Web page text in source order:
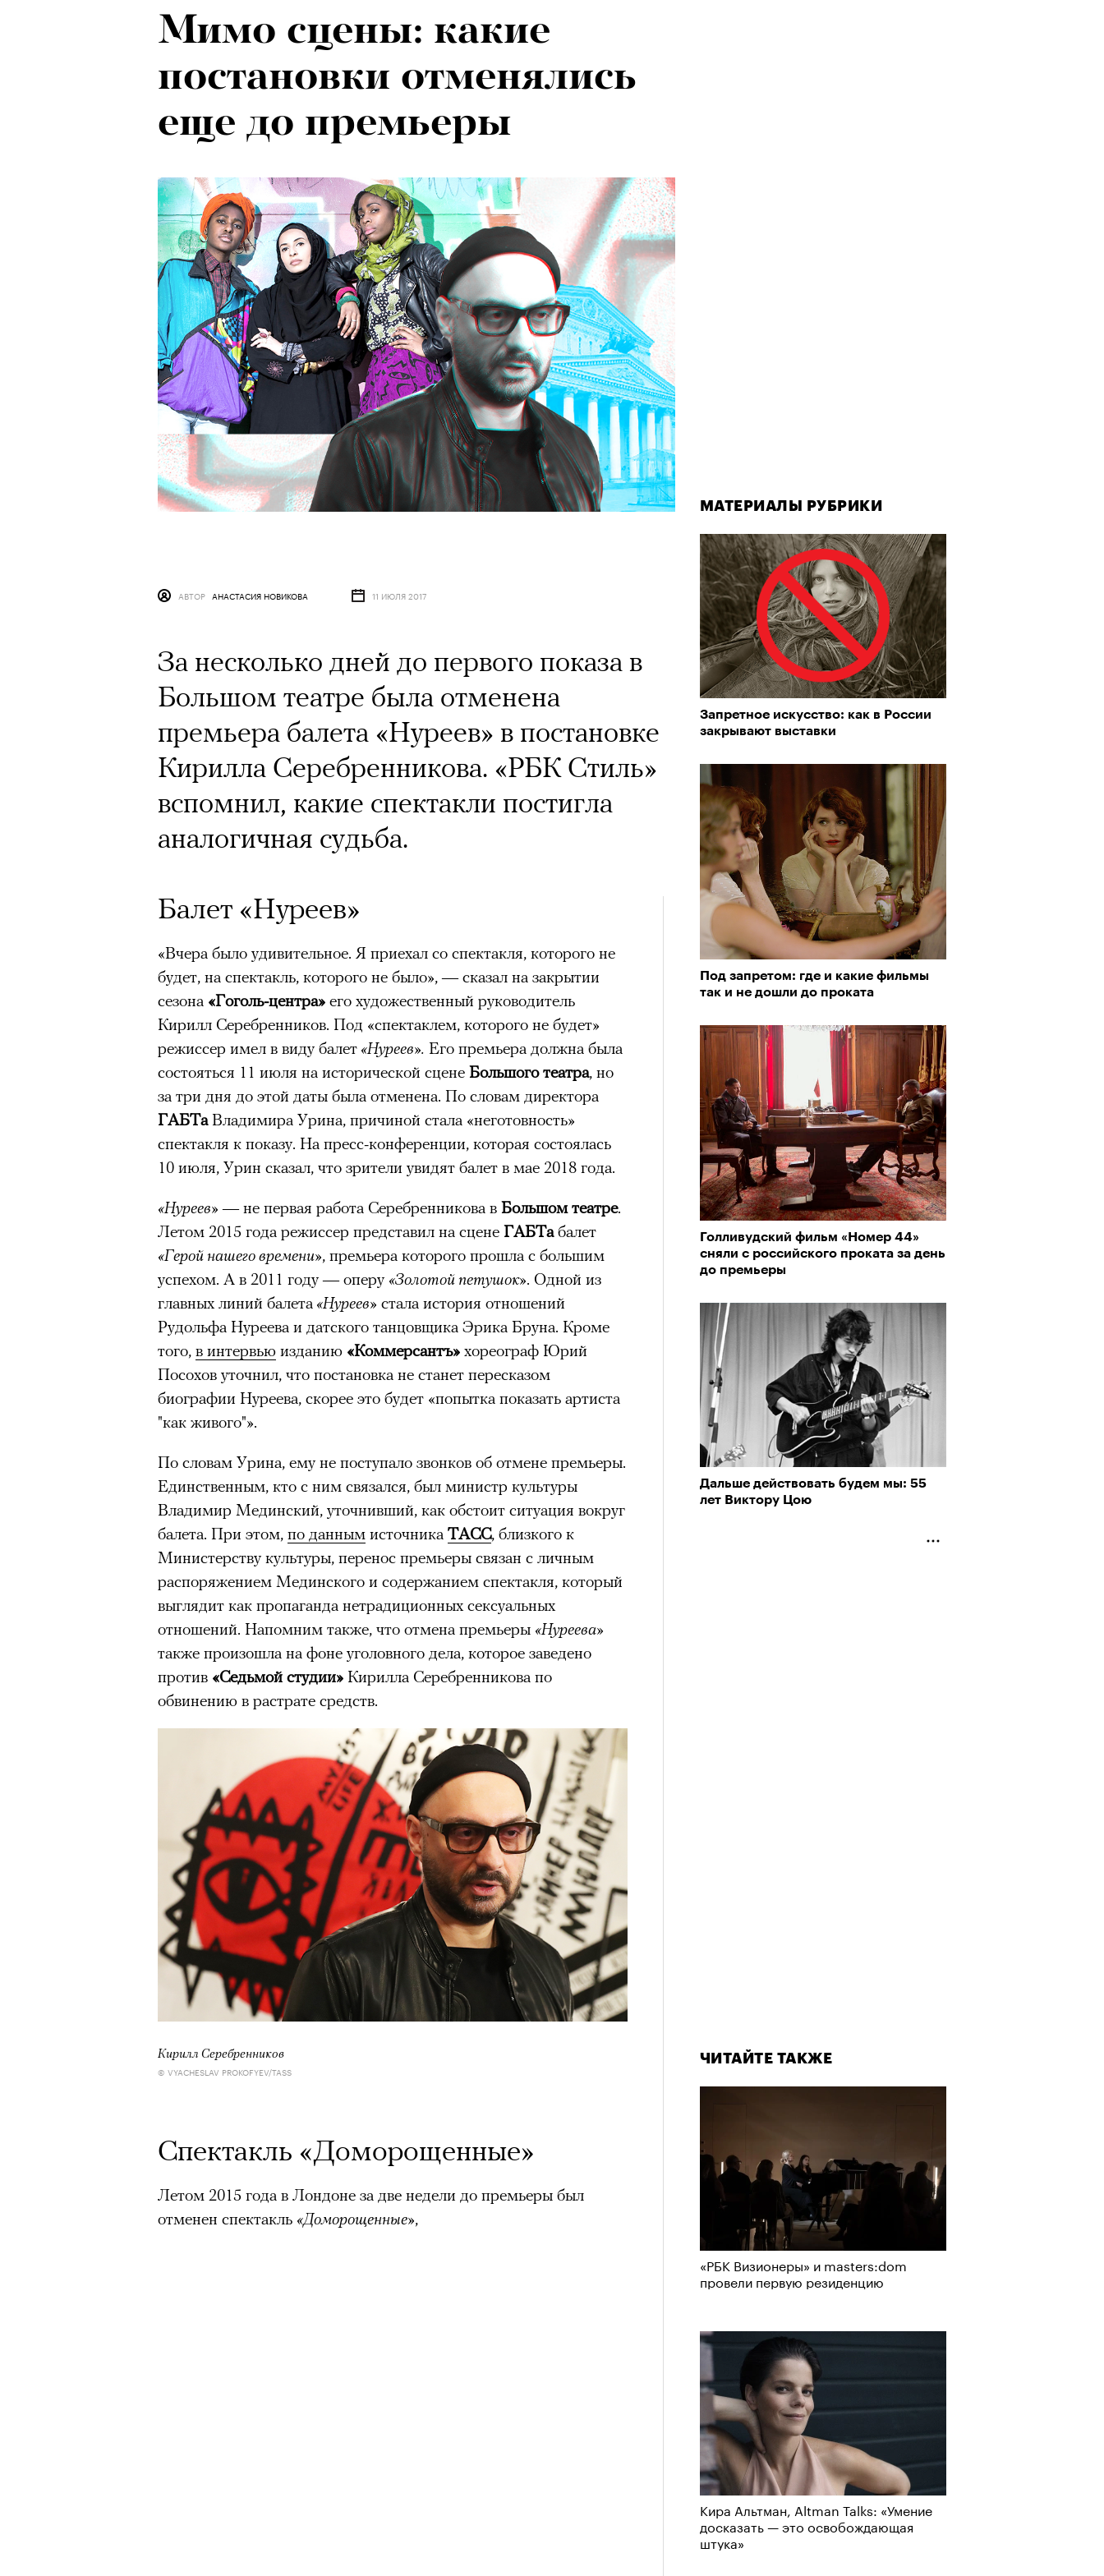
МАТЕРИАЛЫ РУБРИКИ
Запретное искусство: как в России
закрывают выставки
Под запретом: где и какие фильмы
так и не дошли до проката
Голливудский фильм «Номер 44»
сняли с российского проката за день
до премьеры
Дальше действовать будем мы: 55
лет Виктору Цою
ЧИТАЙТЕ ТАКЖЕ
«РБК Визионеры» и masters:dom
провели первую резиденцию
Кира Альтман, Altman Talks: «Умение
досказать — это освобождающая
штука»
Мимо сцены: какие
постановки отменялись
еще до премьеры
АВТОР АНАСТАСИЯ НОВИКОВА 11 ИЮЛЯ 2017
За несколько дней до первого показа в
Большом театре была отменена
премьера балета «Нуреев» в постановке
Кирилла Серебренникова. «РБК Стиль»
вспомнил, какие спектакли постигла
аналогичная судьба.
Балет «Нуреев»
«Вчера было удивительное. Я приехал со спектакля, которого не
будет, на спектакль, которого не было», — сказал на закрытии
сезона «Гоголь-центра» его художественный руководитель
Кирилл Серебренников. Под «спектаклем, которого не будет»
режиссер имел в виду балет «Нуреев». Его премьера должна была
состояться 11 июля на исторической сцене Большого театра, но
за три дня до этой даты была отменена. По словам директора
ГАБТаВладимира Урина, причиной стала «неготовность»
спектакля к показу. На пресс-конференции, которая состоялась
10 июля, Урин сказал, что зрители увидят балет в мае 2018 года.
«Нуреев» — не первая работа Серебренникова в Большом театре.
Летом 2015 года режиссер представил на сцене ГАБТабалет
«Герой нашего времени», премьера которого прошла с большим
успехом. А в 2011 году — оперу «Золотой петушок». Одной из
главных линий балета «Нуреев» стала история отношений
Рудольфа Нуреева и датского танцовщика Эрика Бруна. Кроме
того, в интервью изданию «Коммерсантъ» хореограф Юрий
Посохов уточнил, что постановка не станет пересказом
биографии Нуреева, скорее это будет «попытка показать артиста
"как живого"».
По словам Урина, ему не поступало звонков об отмене премьеры.
Единственным, кто с ним связался, был министр культуры
Владимир Мединский, уточнивший, как обстоит ситуация вокруг
балета. При этом, по данным источника ТАСС, близкого к
Министерству культуры, перенос премьеры связан с личным
распоряжением Мединского и содержанием спектакля, который
выглядит как пропаганда нетрадиционных сексуальных
отношений. Напомним также, что отмена премьеры «Нуреева»
также произошла на фоне уголовного дела, которое заведено
против «Седьмой студии» Кирилла Серебренникова по
обвинению в растрате средств.
Кирилл Серебренников
© VYACHESLAV PROKOFYEV/TASS
Спектакль «Доморощенные»
Летом 2015 года в Лондоне за две недели до премьеры был
отменен спектакль «Доморощенные»,